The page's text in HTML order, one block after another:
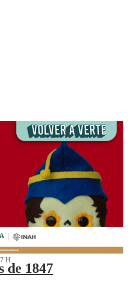
H
de 1847